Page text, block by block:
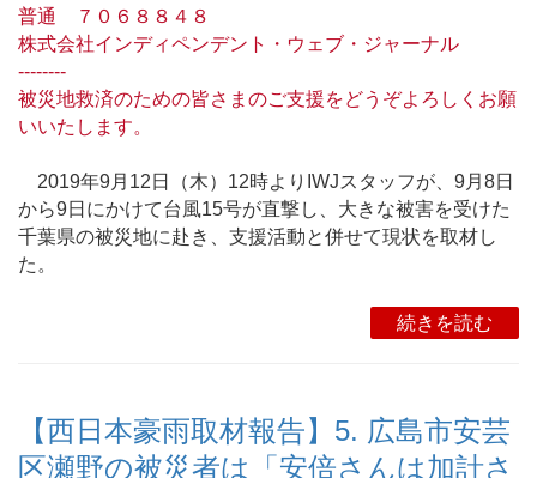
普通 ７０６８８４８
株式会社インディペンデント・ウェブ・ジャーナル
--------
被災地救済のための皆さまのご支援をどうぞよろしくお願
いいたします。
2019年9月12日（木）12時よりIWJスタッフが、9月8日
から9日にかけて台風15号が直撃し、大きな被害を受けた
千葉県の被災地に赴き、支援活動と併せて現状を取材し
た。
続きを読む
【西日本豪雨取材報告】5. 広島市安芸
区瀬野の被災者は「安倍さんは加計さ